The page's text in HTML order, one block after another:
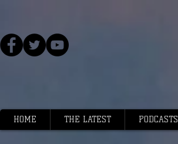
HOME THE LATEST PODCASTS